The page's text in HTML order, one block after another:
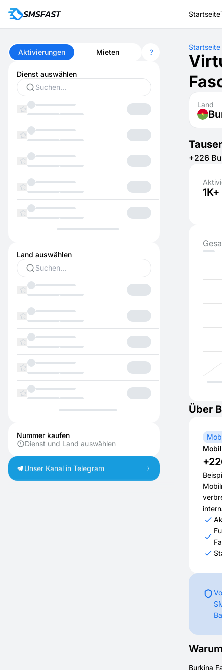
Startseite
Aktivierungen Mieten
Dienst auswählen
Land auswählen
Nummer kaufen
Dienst und Land auswählen
Unser Kanal in Telegram
Startseite
Land
+226
1K+
Über
Burkina